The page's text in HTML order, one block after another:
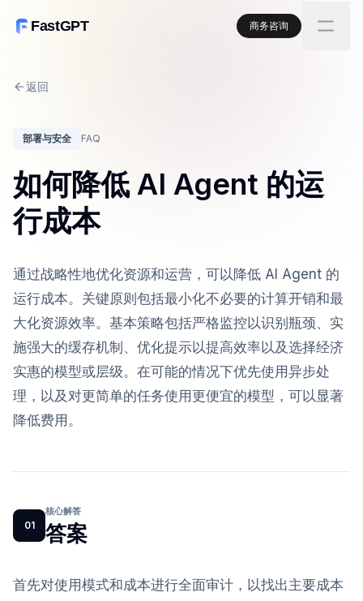
FastGPT 商务咨询
返回
部署与安全 FAQ
如何降低 AI Agent 的运
行成本
通过战略性地优化资源和运营，可以降低 AI Agent 的
运行成本。关键原则包括最小化不必要的计算开销和最
大化资源效率。基本策略包括严格监控以识别瓶颈、实
施强大的缓存机制、优化提示以提高效率以及选择经济
实惠的模型或层级。在可能的情况下优先使用异步处
理，以及对更简单的任务使用更便宜的模型，可以显著
降低费用。
01
核心解答
答案
首先对使用模式和成本进行全面审计，以找出主要成本